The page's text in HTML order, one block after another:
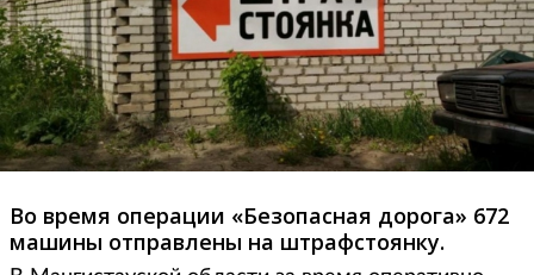
Во время операции «Безопасная дорога» 672
машины отправлены на штрафстоянку.